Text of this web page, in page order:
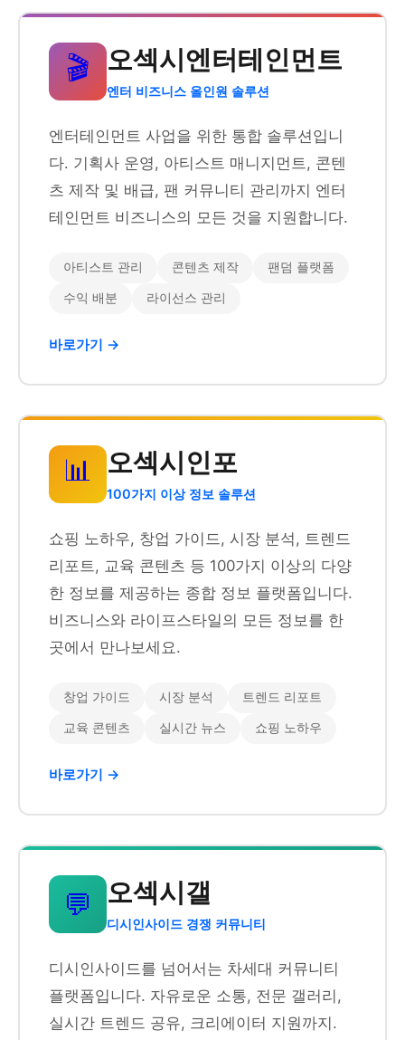
🎬 오섹시엔터테인먼트
엔터 비즈니스 올인원 솔루션
엔터테인먼트 사업을 위한 통합 솔루션입니
다. 기획사 운영, 아티스트 매니지먼트, 콘텐
츠 제작 및 배급, 팬 커뮤니티 관리까지 엔터
테인먼트 비즈니스의 모든 것을 지원합니다.
아티스트 관리 콘텐츠 제작 팬덤 플랫폼
수익 배분 라이선스 관리
바로가기 →
📊 오섹시인포
100가지 이상 정보 솔루션
쇼핑 노하우, 창업 가이드, 시장 분석, 트렌드
리포트, 교육 콘텐츠 등 100가지 이상의 다양
한 정보를 제공하는 종합 정보 플랫폼입니다.
비즈니스와 라이프스타일의 모든 정보를 한
곳에서 만나보세요.
창업 가이드 시장 분석 트렌드 리포트
교육 콘텐츠 실시간 뉴스 쇼핑 노하우
바로가기 →
💬 오섹시갤
디시인사이드 경쟁 커뮤니티
디시인사이드를 넘어서는 차세대 커뮤니티
플랫폼입니다. 자유로운 소통, 전문 갤러리,
실시간 트렌드 공유, 크리에이터 지원까지.